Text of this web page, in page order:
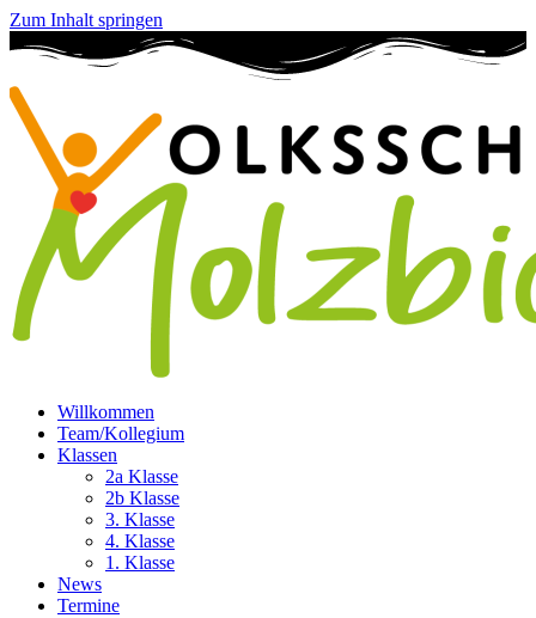
Zum Inhalt springen
Willkommen
Team/Kollegium
Klassen
2a Klasse
2b Klasse
3. Klasse
4. Klasse
1. Klasse
News
Termine